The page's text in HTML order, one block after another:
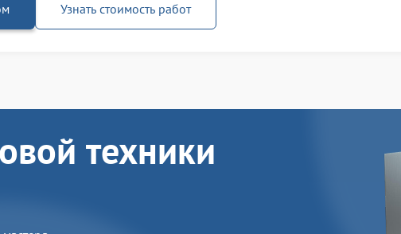
Узнать стоимость работ
техники